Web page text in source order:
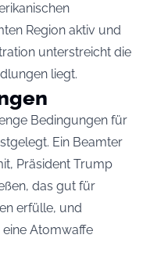
Region aktiv und
unterstreicht die
liegt.
Bedingungen für
Ein Beamter
Präsident Trump
das gut für
erfülle, und
Atomwaffe